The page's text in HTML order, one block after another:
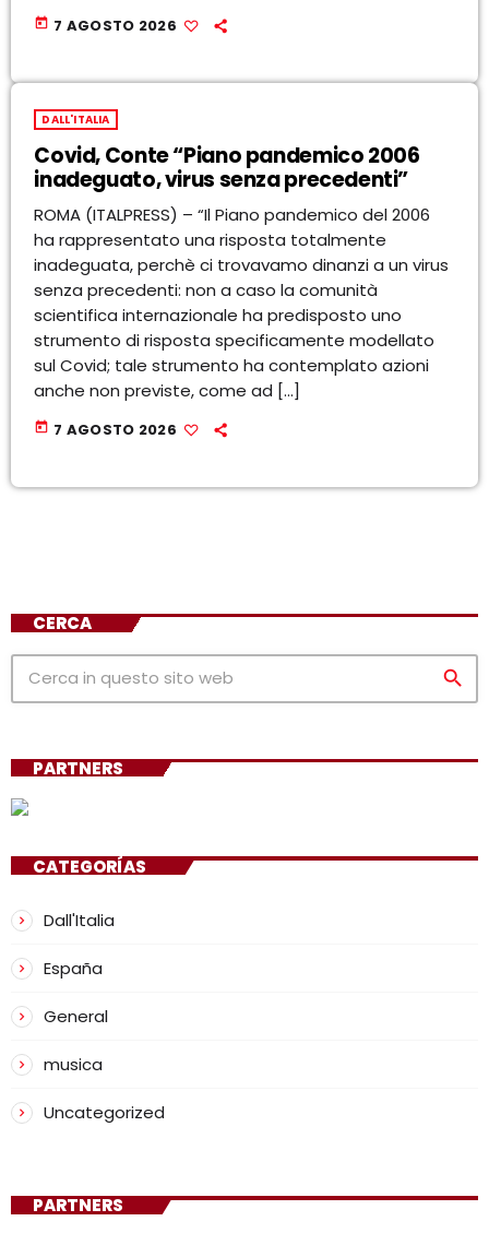
today 7 AGOSTO 2026
DALL'ITALIA
Covid, Conte “Piano pandemico 2006
inadeguato, virus senza precedenti”
ROMA (ITALPRESS) – “Il Piano pandemico del 2006
ha rappresentato una risposta totalmente
inadeguata, perchè ci trovavamo dinanzi a un virus
senza precedenti: non a caso la comunità
scientifica internazionale ha predisposto uno
strumento di risposta specificamente modellato
sul Covid; tale strumento ha contemplato azioni
anche non previste, come ad […]
today 7 AGOSTO 2026
CERCA
search
PARTNERS
CATEGORÍAS
Dall'Italia
España
General
musica
Uncategorized
PARTNERS